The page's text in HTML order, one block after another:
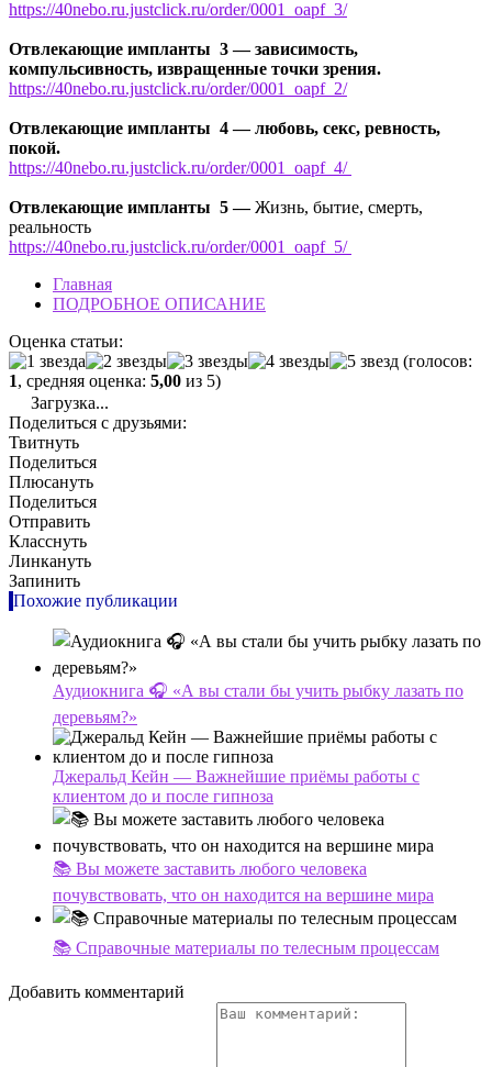
https://40nebo.ru.justclick.ru/order/0001_oapf_3/
Отвлекающие импланты 3 — зависимость,
компульсивность, извращенные точки зрения.
https://40nebo.ru.justclick.ru/order/0001_oapf_2/
Отвлекающие импланты 4 — любовь, секс, ревность,
покой.
https://40nebo.ru.justclick.ru/order/0001_oapf_4/
Отвлекающие импланты 5 —Жизнь, бытие, смерть,
реальность
https://40nebo.ru.justclick.ru/order/0001_oapf_5/
Главная
ПОДРОБНОЕ ОПИСАНИЕ
Оценка статьи:
(голосов:
1, средняя оценка: 5,00 из 5)
Загрузка...
Поделиться с друзьями:
Твитнуть
Поделиться
Плюсануть
Поделиться
Отправить
Класснуть
Линкануть
Запинить
Похожие публикации
Аудиокнига 🎧 «А вы стали бы учить рыбку лазать по
деревьям?»
Джеральд Кейн — Важнейшие приёмы работы с
клиентом до и после гипноза
📚 Вы можете заставить любого человека
почувствовать, что он находится на вершине мира
📚 Справочные материалы по телесным процессам
Добавить комментарий